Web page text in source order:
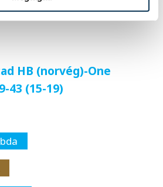
fogadja.
HB (norvég)-One
43 (15-19)